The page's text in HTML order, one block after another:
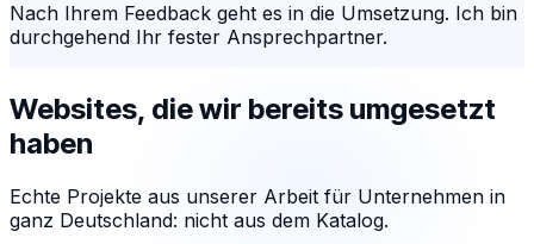
Nach Ihrem Feedback geht es in die Umsetzung. Ich bin
durchgehend Ihr fester Ansprechpartner.
Websites, die wir bereits umgesetzt
haben
Echte Projekte aus unserer Arbeit für Unternehmen in
ganz Deutschland: nicht aus dem Katalog.